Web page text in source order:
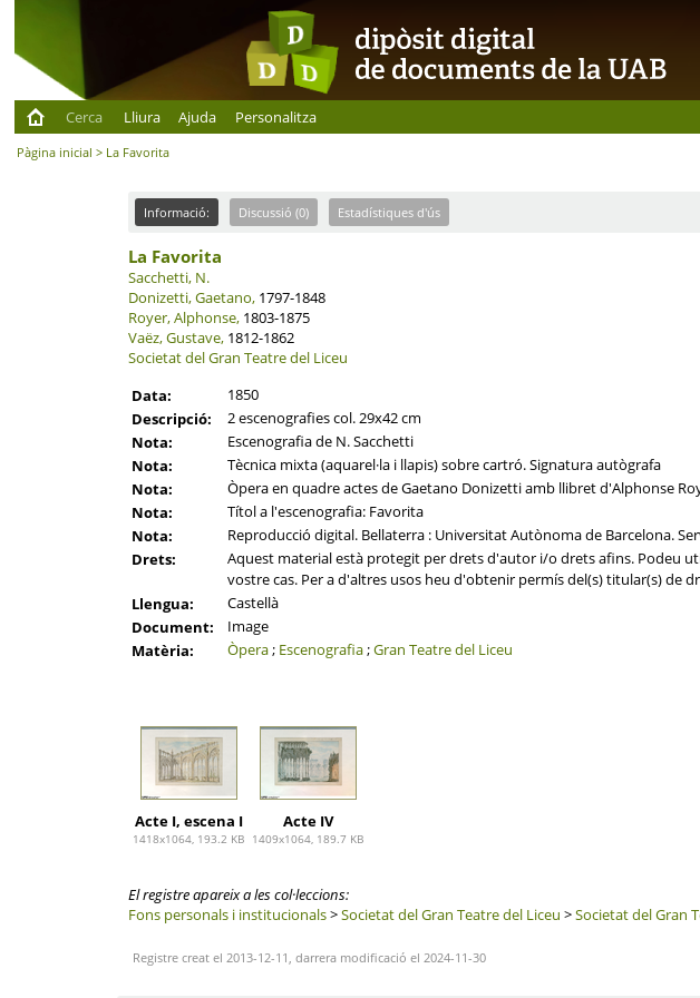
Cerca
Lliura Ajuda Personalitza
Pàgina inicial > La Favorita
Informació: Discussió (0) Estadístiques d'ús
La Favorita
Sacchetti, N.
Donizetti, Gaetano,1797-1848
Royer, Alphonse,1803-1875
Vaëz, Gustave,1812-1862
Societat del Gran Teatre del Liceu
Data:
1850
Descripció:
2 escenografies col. 29x42 cm
Nota:
Escenografia de N. Sacchetti
Nota:
Tècnica mixta (aquarel·la i llapis) sobre cartró. Signatura autògrafa
Nota:
Òpera en quadre actes de Gaetano Donizetti amb llibret d'Alphonse
Nota:
Títol a l'escenografia: Favorita
Nota:
Reproducció digital. Bellaterra : Universitat Autònoma de Barcelona.
Drets:
Aquest material està protegit per drets d'autor i/o drets afins. Podeu
vostre cas. Per a d'altres usos heu d'obtenir permís del(s) titular(s) de
Llengua:
Castellà
Document:
Image
Matèria:
Òpera; Escenografia;Gran Teatre del Liceu
Acte I, escena I
1418x1064, 193.2 KB
Acte IV
1409x1064, 189.7 KB
El registre apareix a les col·leccions:
Fons personals i institucionals>Societat del Gran Teatre del Liceu >Societat del Gran
Registre creat el 2013-12-11, darrera modificació el 2024-11-30